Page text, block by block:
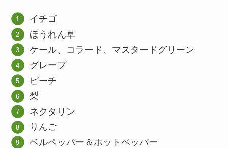
イチゴ
ほうれん草
ケール、コラード、マスタードグリーン
グレープ
ピーチ
梨
ネクタリン
りんご
ベルペッパー＆ホットペッパー